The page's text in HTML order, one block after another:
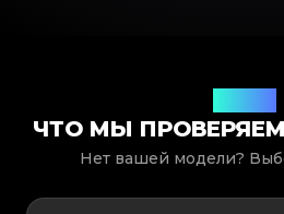
ЧТО МЫ ПРОВЕРЯЕМ
Нет вашей модели?